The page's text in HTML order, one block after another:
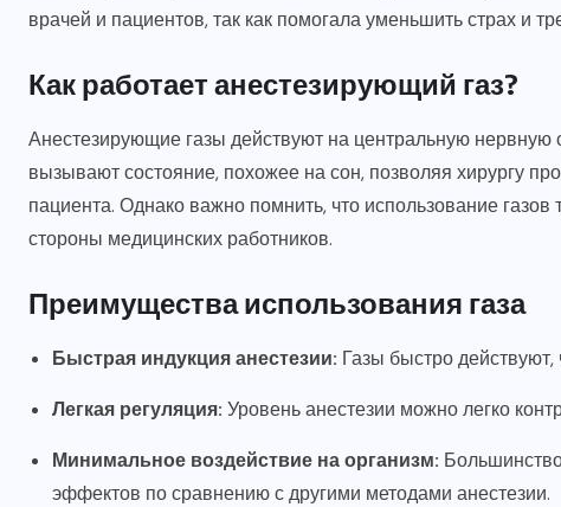
врачей и пациентов, так как помогала уменьшить страх и
Как работает анестезирующий газ?
Анестезирующие газы действуют на центральную нервную
вызывают состояние, похожее на сон, позволяя хирургу
пациента. Однако важно помнить, что использование
стороны медицинских работников.
Преимущества использования газа
Быстрая индукция анестезии: Газы быстро действуют,
Легкая регуляция: Уровень анестезии можно легко
Минимальное воздействие на организм:
эффектов по сравнению с другими методами анестезии.